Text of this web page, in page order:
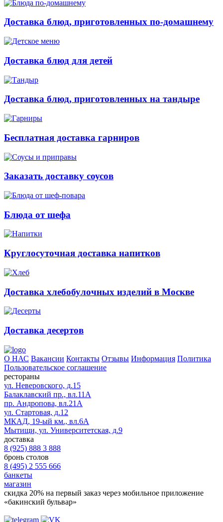
Доставка блюд, приготовленных по-домашнему
Доставка блюд для детей
Доставка блюд, приготовленных на тандыре
Бесплатная доставка гарниров
Заказать доставку соусов
Блюда от шефа
Круглосуточная доставка напитков
Доставка хлебобулочных изделий в Москве
Доставка десертов
О НАС Вакансии Контакты Отзывы Информация Политика
Пользовательское соглашение
рестораны
ул. Неверовского, д.15
Балаклавский пр., вл.11А
пр. Андропова, вл.21А
ул. Стартовая, д.12
МКАД, 19-ый км., вл.6А
Мытищи, ул. Университетская, д.9
доставка
8 (925) 888 3 888
бронь столов
8 (495) 2 555 666
банкеты
магазин
скидка 20% на первый заказ через мобильное приложение
«бакинский бульвар»